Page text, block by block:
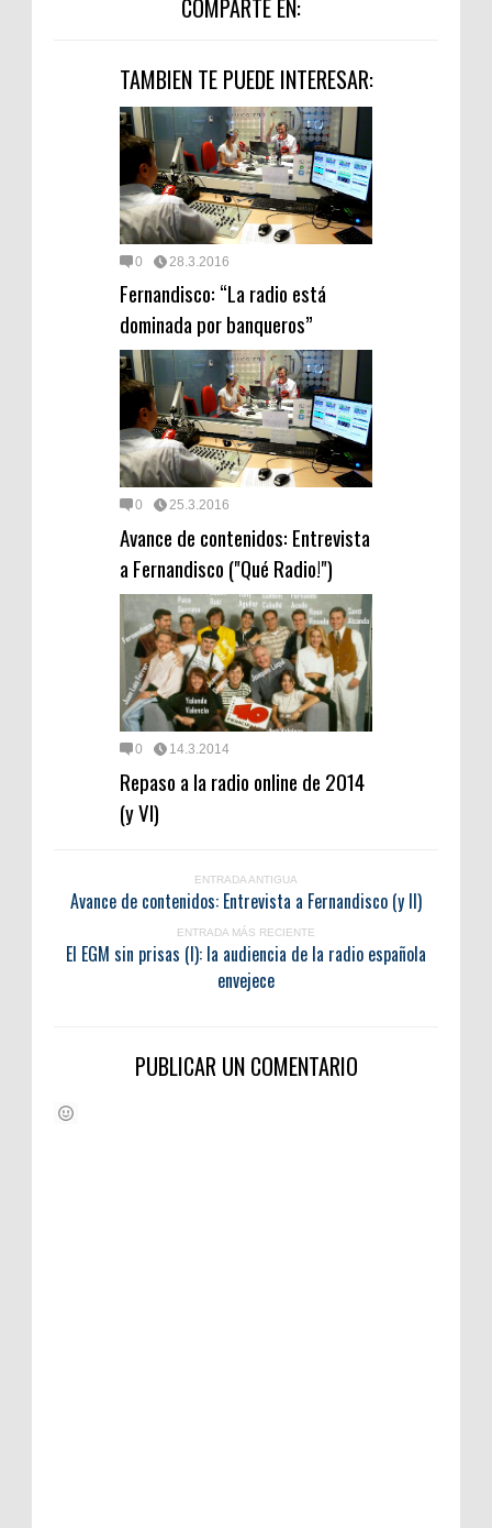
COMPARTE EN:
TAMBIEN TE PUEDE INTERESAR:
0 28.3.2016
Fernandisco: “La radio está
dominada por banqueros”
0 25.3.2016
Avance de contenidos: Entrevista
a Fernandisco ("Qué Radio!")
0 14.3.2014
Repaso a la radio online de 2014
(y VI)
ENTRADA ANTIGUA
Avance de contenidos: Entrevista a Fernandisco (y II)
ENTRADA MÁS RECIENTE
El EGM sin prisas (I): la audiencia de la radio española
envejece
PUBLICAR UN COMENTARIO